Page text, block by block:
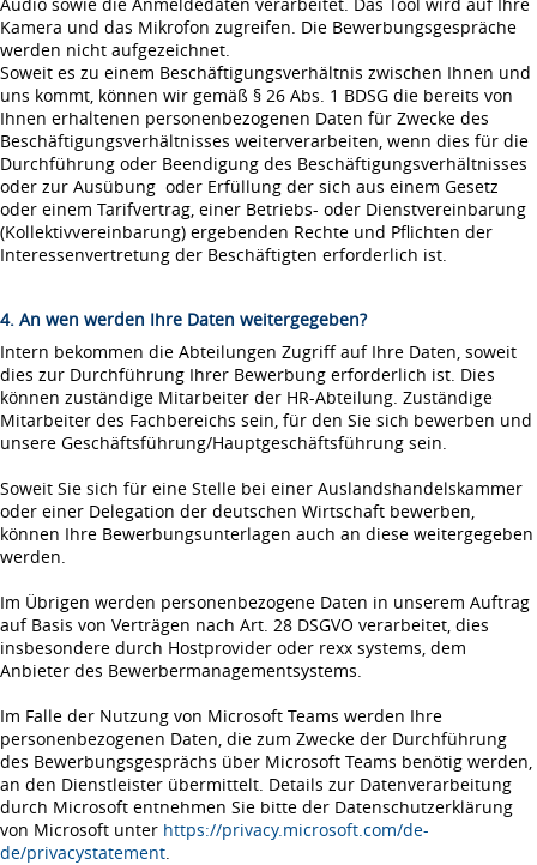
Kamera und das Mikrofon zugreifen. Die Bewerbungsgespräche
werden nicht aufgezeichnet.
Soweit es zu einem Beschäftigungsverhältnis zwischen Ihnen und
uns kommt, können wir gemäß § 26 Abs. 1 BDSG die bereits von
Ihnen erhaltenen personenbezogenen Daten für Zwecke des
Beschäftigungsverhältnisses weiterverarbeiten, wenn dies für die
Durchführung oder Beendigung des Beschäftigungsverhältnisses
oder zur Ausübung oder Erfüllung der sich aus einem Gesetz
oder einem Tarifvertrag, einer Betriebs- oder Dienstvereinbarung
(Kollektivvereinbarung) ergebenden Rechte und Pflichten der
Interessenvertretung der Beschäftigten erforderlich ist.
4. An wen werden Ihre Daten weitergegeben?
Intern bekommen die Abteilungen Zugriff auf Ihre Daten, soweit
dies zur Durchführung Ihrer Bewerbung erforderlich ist. Dies
können zuständige Mitarbeiter der HR-Abteilung. Zuständige
Mitarbeiter des Fachbereichs sein, für den Sie sich bewerben und
unsere Geschäftsführung/Hauptgeschäftsführung sein.
Soweit Sie sich für eine Stelle bei einer Auslandshandelskammer
oder einer Delegation der deutschen Wirtschaft bewerben,
können Ihre Bewerbungsunterlagen auch an diese weitergegeben
werden.
Im Übrigen werden personenbezogene Daten in unserem Auftrag
auf Basis von Verträgen nach Art. 28 DSGVO verarbeitet, dies
insbesondere durch Hostprovider oder rexx systems, dem
Anbieter des Bewerbermanagementsystems.
Im Falle der Nutzung von Microsoft Teams werden Ihre
personenbezogenen Daten, die zum Zwecke der Durchführung
des Bewerbungsgesprächs über Microsoft Teams benötig werden,
an den Dienstleister übermittelt. Details zur Datenverarbeitung
durch Microsoft entnehmen Sie bitte der Datenschutzerklärung
von Microsoft unter https://privacy.microsoft.com/de-
de/privacystatement.